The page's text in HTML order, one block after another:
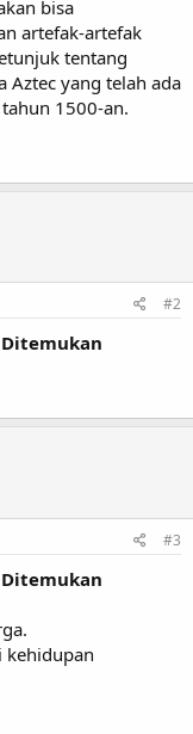
bisa
artefak-artefak
tentang
Aztec yang telah ada
1500-an.
#2
Ditemukan
#3
Ditemukan
kehidupan